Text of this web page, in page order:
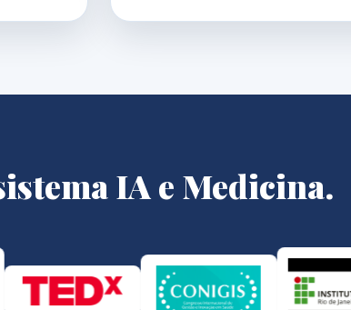
IA e Medicina.